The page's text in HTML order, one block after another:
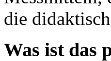
die
Was ist das